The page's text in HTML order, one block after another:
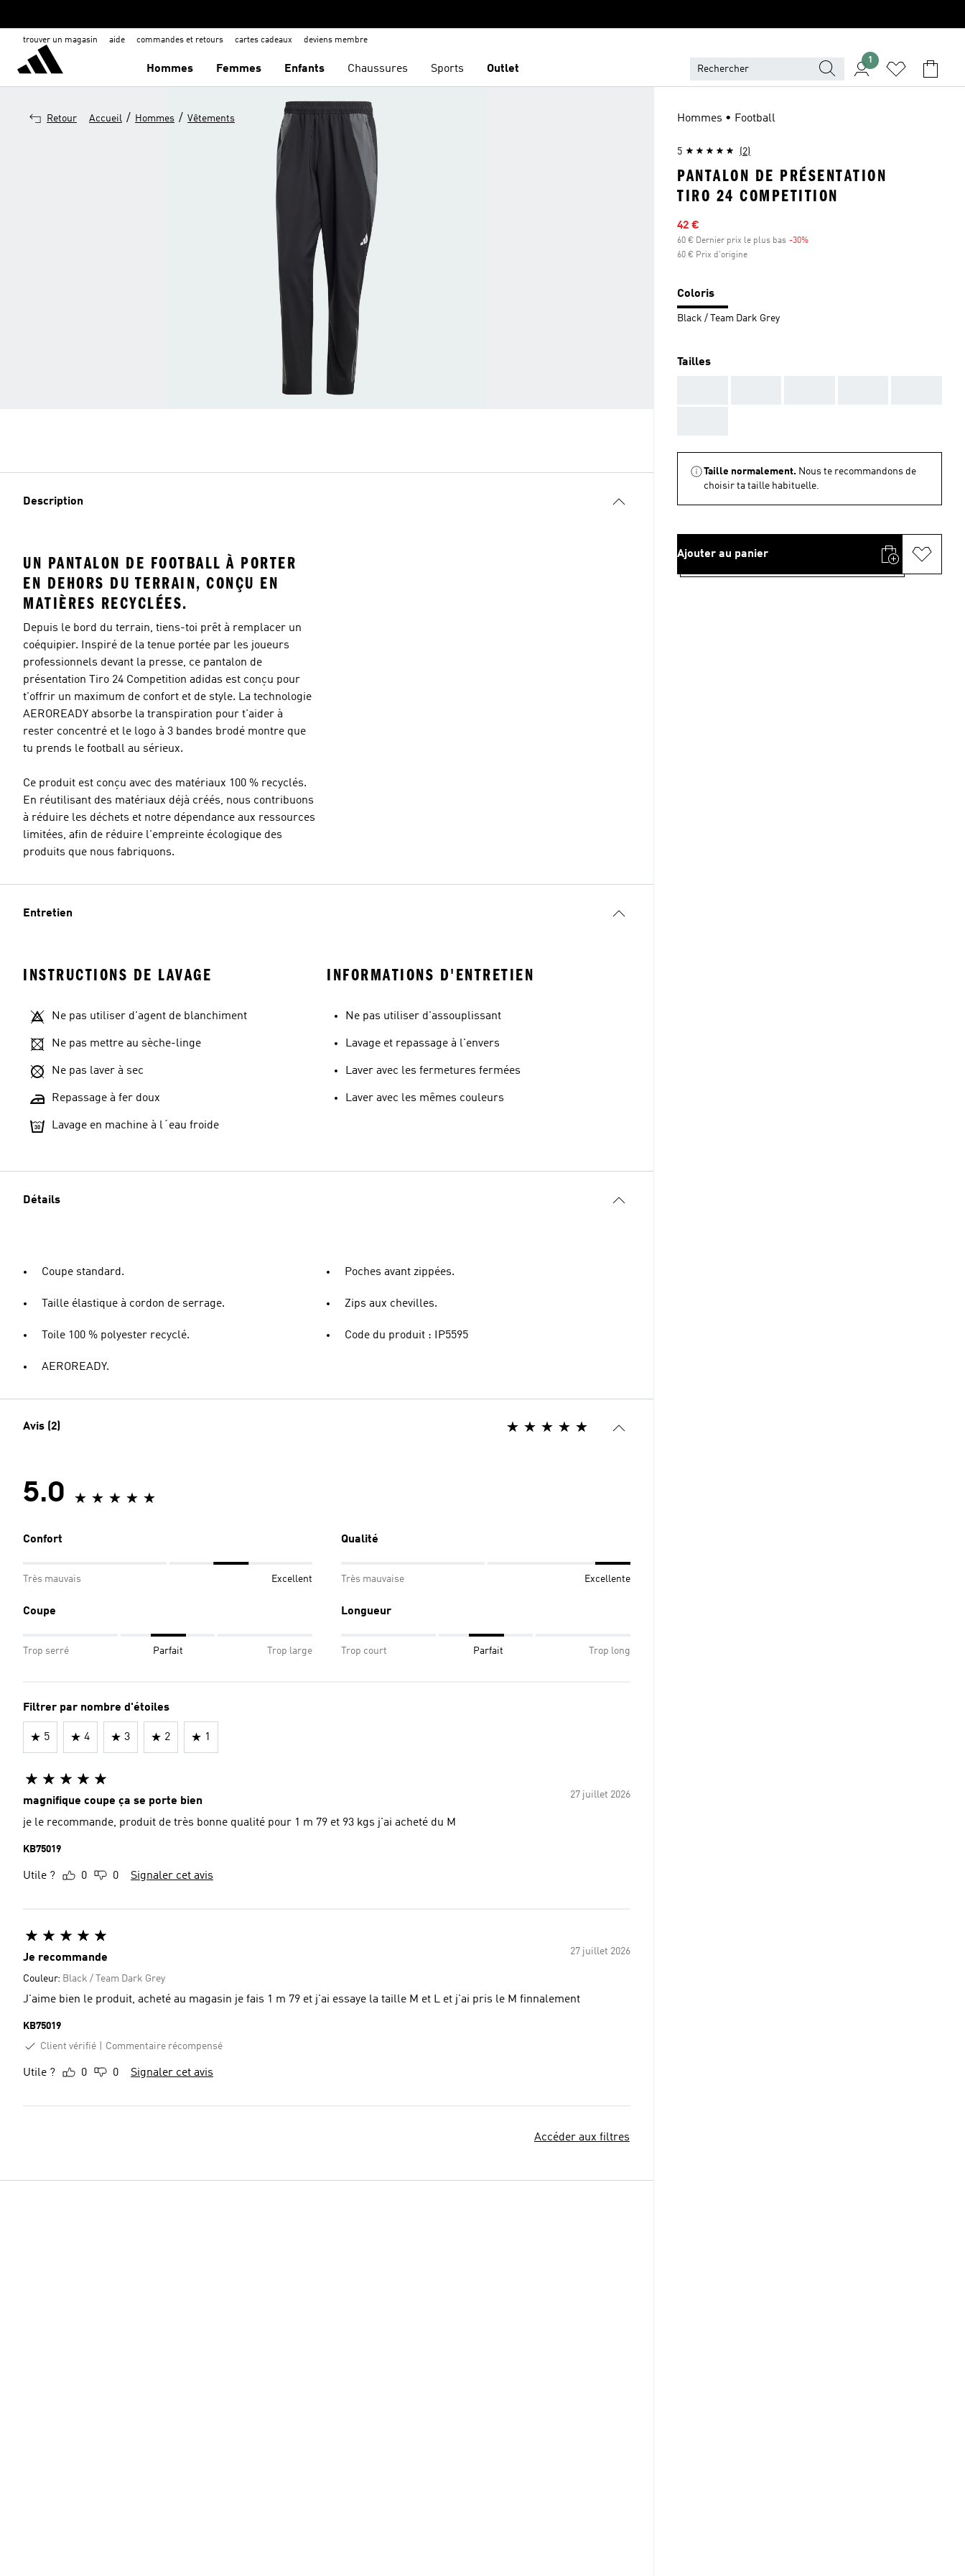
trouver un magasin aide commandes et retours cartes cadeaux deviens membre
Hommes Femmes Enfants Chaussures Sports Outlet
1
Retour Accueil / Hommes / Vêtements
Description
UN PANTALON DE FOOTBALL À PORTER
EN DEHORS DU TERRAIN, CONÇU EN
MATIÈRES RECYCLÉES.
Depuis le bord du terrain, tiens-toi prêt à remplacer un
coéquipier. Inspiré de la tenue portée par les joueurs
professionnels devant la presse, ce pantalon de
présentation Tiro 24 Competition adidas est conçu pour
t'offrir un maximum de confort et de style. La technologie
AEROREADY absorbe la transpiration pour t'aider à
rester concentré et le logo à 3 bandes brodé montre que
tu prends le football au sérieux.
Ce produit est conçu avec des matériaux 100 % recyclés.
En réutilisant des matériaux déjà créés, nous contribuons
à réduire les déchets et notre dépendance aux ressources
limitées, afin de réduire l'empreinte écologique des
produits que nous fabriquons.
Entretien
INSTRUCTIONS DE LAVAGE
Ne pas utiliser d'agent de blanchiment
Ne pas mettre au sèche-linge
Ne pas laver à sec
Repassage à fer doux
Lavage en machine à l´eau froide
INFORMATIONS D'ENTRETIEN
Ne pas utiliser d'assouplissant
Lavage et repassage à l'envers
Laver avec les fermetures fermées
Laver avec les mêmes couleurs
Détails
Coupe standard.
Taille élastique à cordon de serrage.
Toile 100 % polyester recyclé.
AEROREADY.
Poches avant zippées.
Zips aux chevilles.
Code du produit : IP5595
Avis (2)
5.0
Confort
Très mauvais Excellent
Qualité
Très mauvaise Excellente
Coupe
Trop serré Parfait Trop large
Longueur
Trop court Parfait Trop long
Filtrer par nombre d'étoiles
5 4 3 2 1
27 juillet 2026
magnifique coupe ça se porte bien
je le recommande, produit de très bonne qualité pour 1 m 79 et 93 kgs j'ai acheté du M
KB75019
Utile ? 0 0 Signaler cet avis
27 juillet 2026
Je recommande
Couleur: Black / Team Dark Grey
J'aime bien le produit, acheté au magasin je fais 1 m 79 et j'ai essaye la taille M et L et j'ai pris le M finnalement
KB75019
Client vérifié
Commentaire récompensé
Utile ? 0 0 Signaler cet avis
Accéder aux filtres
Hommes • Football
5 (2)
PANTALON DE PRÉSENTATION
TIRO 24 COMPETITION
Prix en promo
42 €
60 € Dernier prix le plus bas -30%
60 € Prix d'origine
Coloris
Black / Team Dark Grey
Tailles
Taille normalement. Nous te recommandons de
choisir ta taille habituelle.
Ajouter au panier